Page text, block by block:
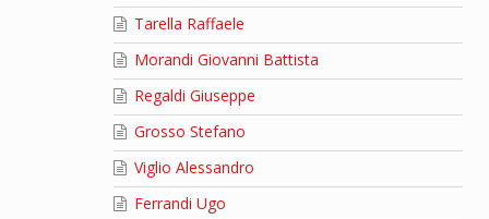
Tarella Raffaele
Morandi Giovanni Battista
Regaldi Giuseppe
Grosso Stefano
Viglio Alessandro
Ferrandi Ugo